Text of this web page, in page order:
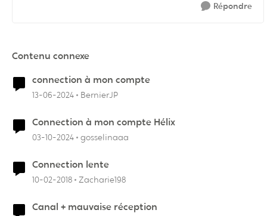
Répondre
Contenu connexe
connection à mon compte
13-06-2024 BernierJP
Connection à mon compte Hélix
03-10-2024 gosselinaaa
Connection lente
10-02-2018 Zacharie198
Canal + mauvaise réception